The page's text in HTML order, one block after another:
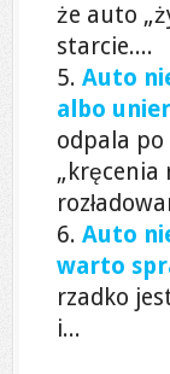
że auto
starcie....
Auto
albo
odpala
„kręcenia
Auto
warto
rzadko
i...